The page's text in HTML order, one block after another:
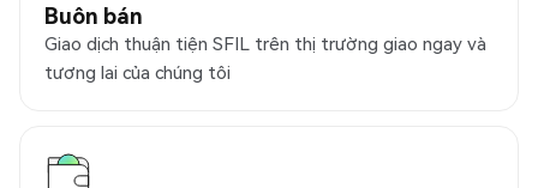
Buôn bán
Giao dịch thuận tiện SFIL trên thị trường giao ngay và
tương lai của chúng tôi